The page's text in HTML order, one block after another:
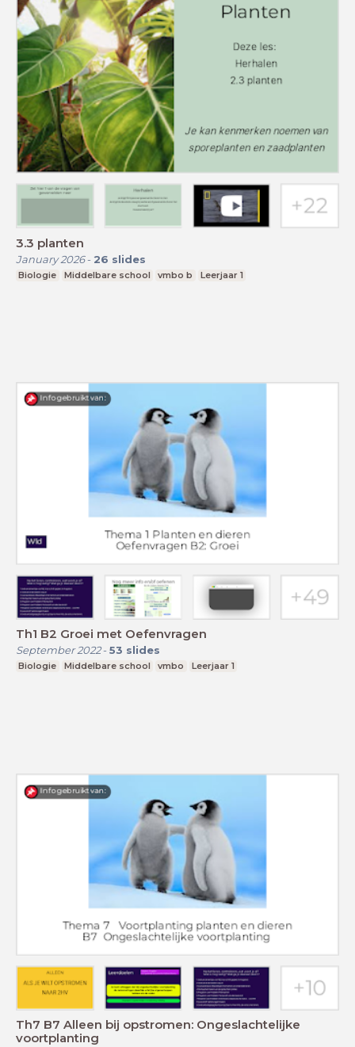
3.3 planten
January 2026- 26 slides
Biologie Middelbare school vmbo b Leerjaar 1
Th1 B2 Groei met Oefenvragen
September 2022- 53 slides
Biologie Middelbare school vmbo Leerjaar 1
Th7 B7 Alleen bij opstromen: Ongeslachtelijke
voortplanting